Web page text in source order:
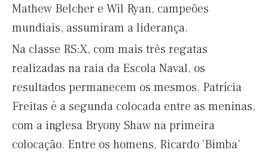
Mathew Belcher e Wil Ryan, campeões
mundiais, assumiram a liderança.
Na classe RS:X, com mais três regatas
realizadas na raia da Escola Naval, os
resultados permanecem os mesmos. Patrícia
Freitas é a segunda colocada entre as meninas,
com a inglesa Bryony Shaw na primeira
colocação. Entre os homens, Ricardo ‘Bimba’